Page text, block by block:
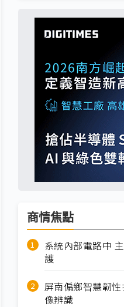
商情焦點
系統內部電路中
護
屏南偏鄉智慧韌
像辨識